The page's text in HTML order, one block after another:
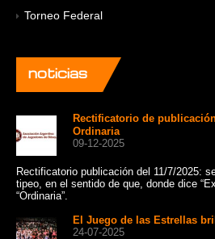
Torneo Federal
noticias
Rectificatorio de
Ordinaria
09-12-2025
Rectificatorio publicación del 11/7/2025:
tipeo, en el sentido de que, donde dice
“Ordinaria”.
El Juego de las Estrellas
24-07-2025